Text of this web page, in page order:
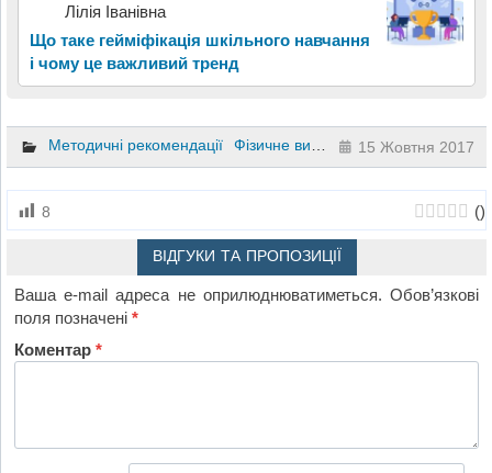
Лілія Іванівна
Що таке гейміфікація шкільного навчання
і чому це важливий тренд
Методичні рекомендації Фізичне виховання 15 Жовтня 2017
8 ()
ВІДГУКИ ТА ПРОПОЗИЦІЇ
Ваша e-mail адреса не оприлюднюватиметься. Обов’язкові
поля позначені*
Коментар*